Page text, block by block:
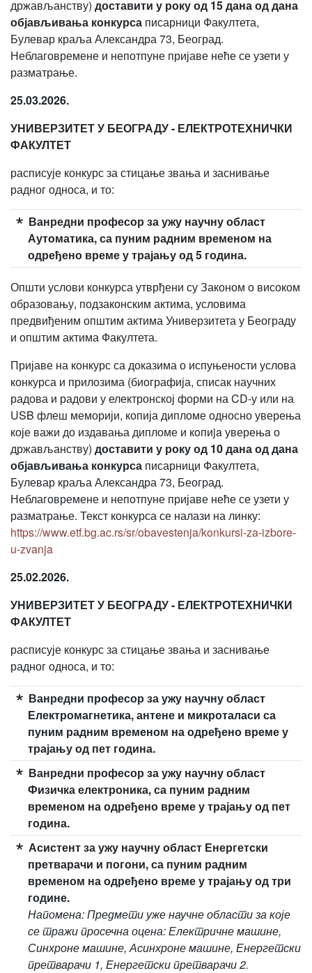
држављанству) доставити у року од 15 дана од дана
објављивања конкурса писарници Факултета,
Булевар краља Александра 73, Београд.
Неблаговремене и непотпуне пријаве неће се узети у
разматрање.
25.03.2026.
УНИВЕРЗИТЕТ У БЕОГРАДУ - ЕЛЕКТРОТЕХНИЧКИ
ФАКУЛТЕТ
расписује конкурс за стицање звања и заснивање
радног односа, и то:
Ванредни професор за ужу научну област
Аутоматика, са пуним радним временом на
одређено време у трајању од 5 година.
Општи услови конкурса утврђени су Законом о високом
образовању, подзаконским актима, условима
предвиђеним општим актима Универзитета у Београду
и општим актима Факултета.
Пријаве на конкурс са доказима о испуњености услова
конкурса и прилозима (биографија, списак научних
радова и радови у електронској форми на CD-у или на
USB флеш меморији, копија дипломе односно уверења
које важи до издавања дипломе и кoпиja уверењa о
држављанству) доставити у року од 10 дана од дана
објављивања конкурса писарници Факултета,
Булевар краља Александра 73, Београд.
Неблаговремене и непотпуне пријаве неће се узети у
разматрање. Текст конкурса се налази на линку:
https://www.etf.bg.ac.rs/sr/obavestenja/konkursi-za-izbore-
u-zvanja
25.02.2026.
УНИВЕРЗИТЕТ У БЕОГРАДУ - ЕЛЕКТРОТЕХНИЧКИ
ФАКУЛТЕТ
расписује конкурс за стицање звања и заснивање
радног односа, и то:
Ванредни професор за ужу научну област
Електромагнетика, антене и микроталаси са
пуним радним временом на одређено време у
трајању од пет година.
Ванредни професор за ужу научну област
Физичка електроника, са пуним радним
временом на одређено време у трајању од пет
година.
Асистент за ужу научну област Енергетски
претварачи и погони, са пуним радним
временом на одређено време у трајању од три
године.
Напомена: Предмети уже научне области за које
се тражи просечна оцена: Електричне машине,
Синхроне машине, Асинхроне машине, Енергетски
претварачи 1, Енергетски претварачи 2.